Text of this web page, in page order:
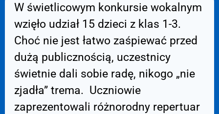
W świetlicowym konkursie wokalnym
wzięło udział 15 dzieci z klas 1-3.
Choć nie jest łatwo zaśpiewać przed
dużą publicznością, uczestnicy
świetnie dali sobie radę, nikogo „nie
zjadła” trema. Uczniowie
zaprezentowali różnorodny repertuar